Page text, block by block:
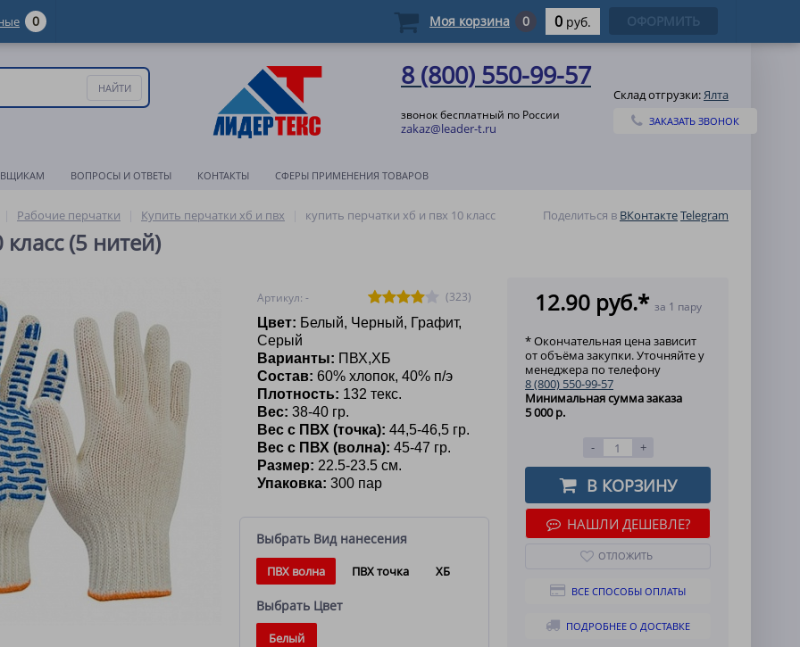
8 (800) 550-99-57
звонок бесплатный по России
zakaz@leader-t.ru
Склад отгрузки:Ялта
ЗАКАЗАТЬ ЗВОНОК
ВОПРОСЫ И ОТВЕТЫ КОНТАКТЫ СФЕРЫ ПРИМЕНЕНИЯ ТОВАРОВ
Рабочие перчатки Купить перчатки хб и пвх купить перчатки хб и пвх 10 класс Поделиться в ВКонтактеTelegram
(5 нитей)
Артикул: -
(323)
Цвет: Белый, Черный, Графит,
Серый
Варианты: ПВХ,ХБ
Состав: 60% хлопок, 40% п/э
Плотность: 132 текс.
Вес: 38-40 гр.
Вес с ПВХ (точка): 44,5-46,5 гр.
Вес с ПВХ (волна): 45-47 гр.
Размер: 22.5-23.5 см.
Упаковка: 300 пар
Выбрать Вид нанесения
ПВХ волна ПВХ точка ХБ
Выбрать Цвет
Белый
12.90 руб.* за 1 пару
* Окончательная цена зависит
от объёма закупки. Уточняйте у
менеджера по телефону
8 (800) 550-99-57
Минимальная сумма заказа
5 000 р.
- +
В КОРЗИНУ
НАШЛИ ДЕШЕВЛЕ?
ОТЛОЖИТЬ
ВСЕ СПОСОБЫ ОПЛАТЫ
ПОДРОБНЕЕ О ДОСТАВКЕ
0 Моя корзина 0 0 руб. ОФОРМИТЬ